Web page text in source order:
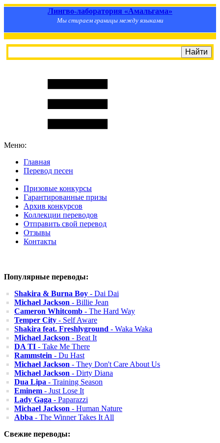
Лингво-лаборатория «Амальгама»
Мы стираем границы между языками
Меню:
Главная
Перевод песен
Призовые конкурсы
Гарантированные призы
Архив конкурсов
Коллекции переводов
Отправить свой перевод
Отзывы
Контакты
Популярные переводы:
Shakira & Burna Boy - Dai Dai
Michael Jackson - Billie Jean
Cameron Whitcomb - The Hard Way
Temper City - Self Aware
Shakira feat. Freshlyground - Waka Waka
Michael Jackson - Beat It
DA TI - Take Me There
Rammstein - Du Hast
Michael Jackson - They Don't Care About Us
Michael Jackson - Dirty Diana
Dua Lipa - Training Season
Eminem - Just Lose It
Lady Gaga - Paparazzi
Michael Jackson - Human Nature
Abba - The Winner Takes It All
Свежие переводы: